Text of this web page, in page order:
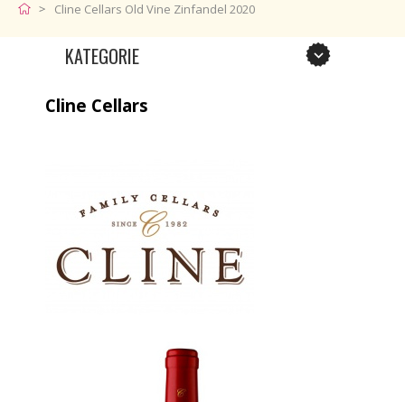
Cline Cellars Old Vine Zinfandel 2020
KATEGORIE
Cline Cellars